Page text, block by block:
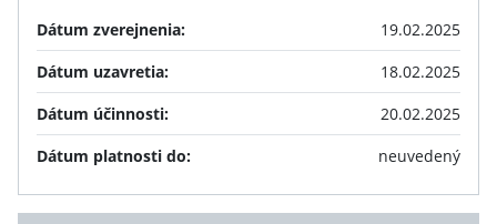
Dátum zverejnenia:
19.02.2025
Dátum uzavretia:
18.02.2025
Dátum účinnosti:
20.02.2025
Dátum platnosti do:
neuvedený